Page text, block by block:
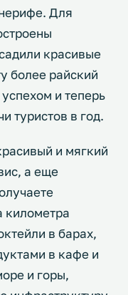
Для
красивые
более райский
и теперь
туристов в год.
и мягкий
а еще
километра
в барах,
в кафе и
и горы,